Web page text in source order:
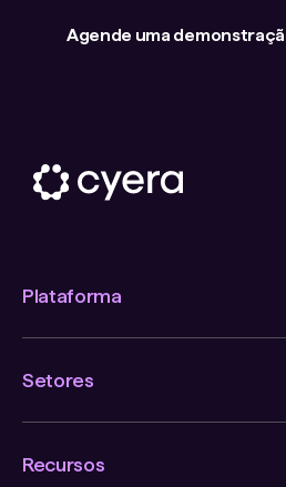
Agende uma
Plataforma
Setores
Recursos